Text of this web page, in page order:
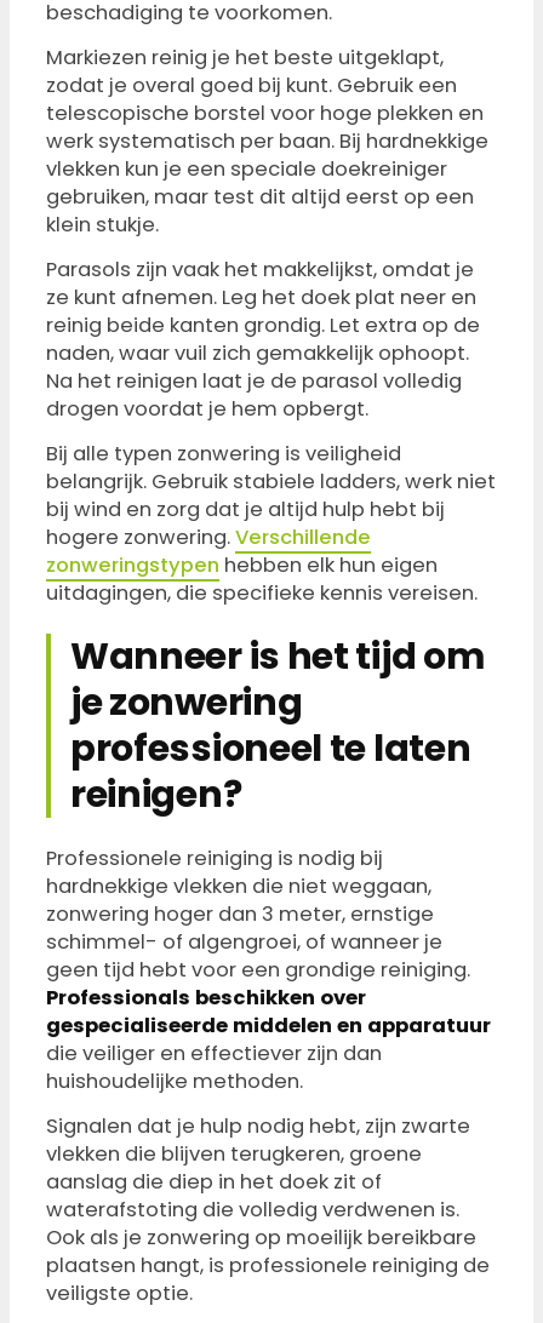
beschadiging te voorkomen.
Markiezen reinig je het beste uitgeklapt,
zodat je overal goed bij kunt. Gebruik een
telescopische borstel voor hoge plekken en
werk systematisch per baan. Bij hardnekkige
vlekken kun je een speciale doekreiniger
gebruiken, maar test dit altijd eerst op een
klein stukje.
Parasols zijn vaak het makkelijkst, omdat je
ze kunt afnemen. Leg het doek plat neer en
reinig beide kanten grondig. Let extra op de
naden, waar vuil zich gemakkelijk ophoopt.
Na het reinigen laat je de parasol volledig
drogen voordat je hem opbergt.
Bij alle typen zonwering is veiligheid
belangrijk. Gebruik stabiele ladders, werk niet
bij wind en zorg dat je altijd hulp hebt bij
hogere zonwering.Verschillende
zonweringstypen hebben elk hun eigen
uitdagingen, die specifieke kennis vereisen.
Wanneer is het tijd om
je zonwering
professioneel te laten
reinigen?
Professionele reiniging is nodig bij
hardnekkige vlekken die niet weggaan,
zonwering hoger dan 3 meter, ernstige
schimmel- of algengroei, of wanneer je
geen tijd hebt voor een grondige reiniging.
Professionals beschikken over
gespecialiseerde middelen en apparatuur
die veiliger en effectiever zijn dan
huishoudelijke methoden.
Signalen dat je hulp nodig hebt, zijn zwarte
vlekken die blijven terugkeren, groene
aanslag die diep in het doek zit of
waterafstoting die volledig verdwenen is.
Ook als je zonwering op moeilijk bereikbare
plaatsen hangt, is professionele reiniging de
veiligste optie.